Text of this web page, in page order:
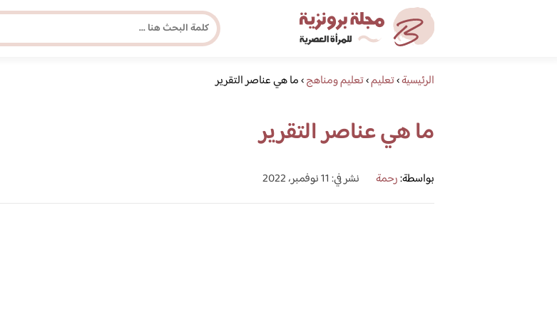
الرئيسية›تعليم›تعليم ومناهج›ما هي عناصر التقرير
ما هي عناصر التقرير
بواسطة:رحمة نشر في: 11 نوفمبر، 2022